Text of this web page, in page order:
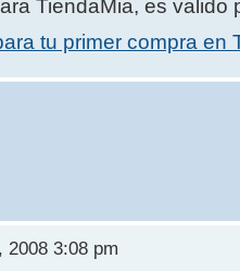
TiendaMia, es valido
tu primer compra en
2008 3:08 pm